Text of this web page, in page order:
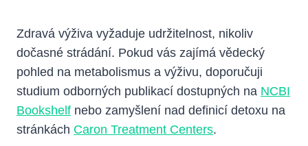
Zdravá výživa vyžaduje udržitelnost, nikoliv
dočasné strádání. Pokud vás zajímá vědecký
pohled na metabolismus a výživu, doporučuji
studium odborných publikací dostupných na NCBI
Bookshelf nebo zamyšlení nad definicí detoxu na
stránkách Caron Treatment Centers.